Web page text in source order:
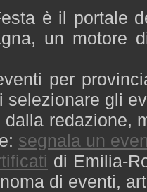
è il portale
un motore
per
selezionare gli
redazione,
segnala un
di Emilia-
di eventi,